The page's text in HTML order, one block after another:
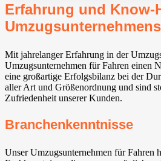
Erfahrung und Know-
Mit jahrelanger Erfahrung in der
Umzugsunternehmen für Fahren einen
eine großartige Erfolgsbilanz bei der
aller Art und Größenordnung und sind
Zufriedenheit unserer Kunden.
Branchenkenntnisse
Unser Umzugsunternehmen für Fahren